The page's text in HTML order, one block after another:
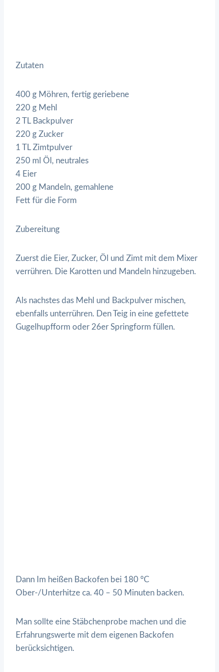
Zutaten
400 g Möhren, fertig geriebene
220 g Mehl
2 TL Backpulver
220 g Zucker
1 TL Zimtpulver
250 ml Öl, neutrales
4 Eier
200 g Mandeln, gemahlene
Fett für die Form
Zubereitung
Zuerst die Eier, Zucker, Öl und Zimt mit dem Mixer
verrühren. Die Karotten und Mandeln hinzugeben.
Als nachstes das Mehl und Backpulver mischen,
ebenfalls unterrühren. Den Teig in eine gefettete
Gugelhupfform oder 26er Springform füllen.
Dann Im heißen Backofen bei 180 °C
Ober-/Unterhitze ca. 40 – 50 Minuten backen.
Man sollte eine Stäbchenprobe machen und die
Erfahrungswerte mit dem eigenen Backofen
berücksichtigen.